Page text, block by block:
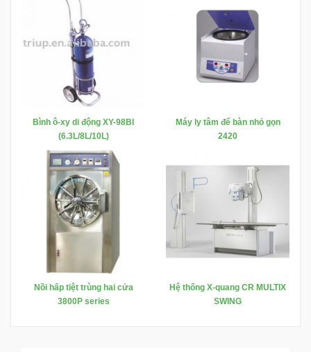
Bình ô-xy di động XY-98BI
(6.3L/8L/10L)
Máy ly tâm để bàn nhỏ gọn
2420
Nồi hấp tiệt trùng hai cửa
3800P series
Hệ thống X-quang CR MULTIX
SWING